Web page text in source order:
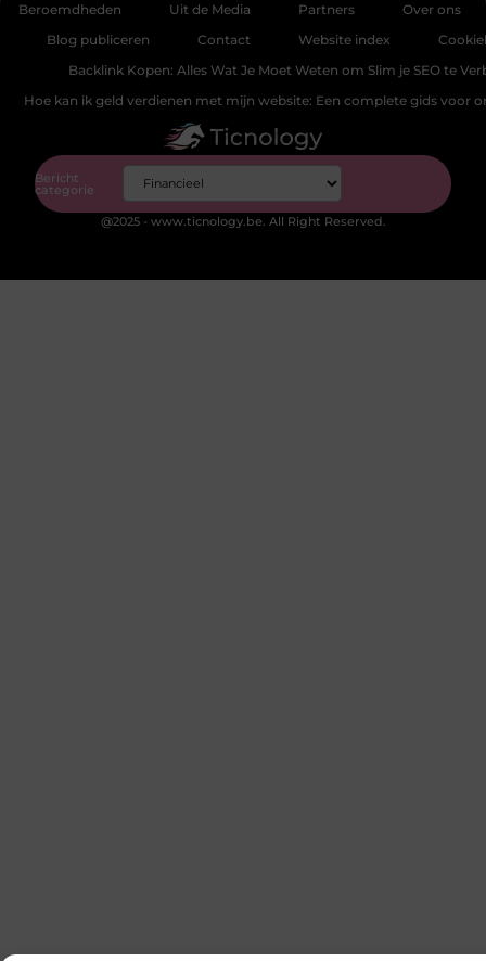
Beroemdheden Uit de Media Partners
Over ons
Blog publiceren
Contact Website index
Backlink Kopen: Alles Wat Je Moet Weten om Slim je SEO te
Hoe kan ik geld verdienen met mijn website: Een complete gids voor
Bericht
categorie
@2025 - www.ticnology.be. All Right Reserved.